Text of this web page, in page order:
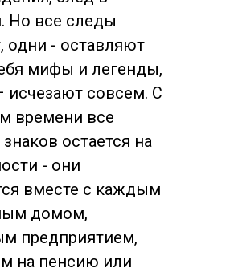
Но все следы
одни - оставляют
мифы и легенды,
исчезают совсем. С
времени все
остается на
- они
вместе с каждым
домом,
предприятием,
на пенсию или